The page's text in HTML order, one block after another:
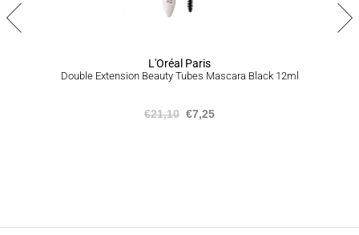
L'Oréal Paris
Double Extension Beauty Tubes Mascara Black 12ml
€21,10 €7,25